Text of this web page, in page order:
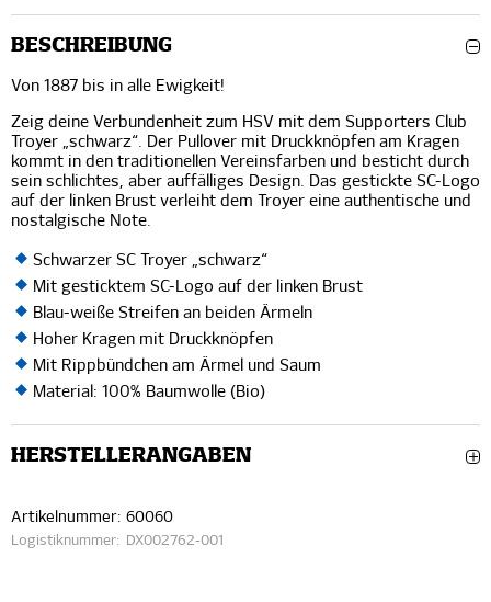
BESCHREIBUNG
Von 1887 bis in alle Ewigkeit!
Zeig deine Verbundenheit zum HSV mit dem Supporters Club
Troyer „schwarz“. Der Pullover mit Druckknöpfen am Kragen
kommt in den traditionellen Vereinsfarben und besticht durch
sein schlichtes, aber auffälliges Design. Das gestickte SC-Logo
auf der linken Brust verleiht dem Troyer eine authentische und
nostalgische Note.
Schwarzer SC Troyer „schwarz“
Mit gesticktem SC-Logo auf der linken Brust
Blau-weiße Streifen an beiden Ärmeln
Hoher Kragen mit Druckknöpfen
Mit Rippbündchen am Ärmel und Saum
Material: 100% Baumwolle (Bio)
HERSTELLERANGABEN
Artikelnummer: 60060
Logistiknummer: DX002762-001